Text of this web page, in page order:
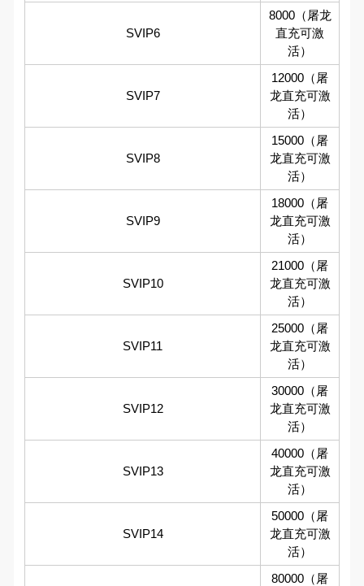
SVIP6
8000（屠龙
直充可激
活）
SVIP7
12000（屠
龙直充可激
活）
SVIP8
15000（屠
龙直充可激
活）
SVIP9
18000（屠
龙直充可激
活）
SVIP10
21000（屠
龙直充可激
活）
SVIP11
25000（屠
龙直充可激
活）
SVIP12
30000（屠
龙直充可激
活）
SVIP13
40000（屠
龙直充可激
活）
SVIP14
50000（屠
龙直充可激
活）
80000（屠